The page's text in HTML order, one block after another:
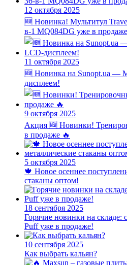
12 октября 2025
🆕 Новинка! Мультитул
в-1 MQ084DG уже в продаже
11 октября 2025
🆕 Новинка на Sunopt.ua —
дисплеем!
9 октября 2025
Акция 🆕 Новинки!
в продаже 🔥
5 октября 2025
🍁 Новое осеннее
стаканы оптом!
18 сентября 2025
Горячие новинки на складе:
Puff уже в продаже!
10 сентября 2025
Как выбрать кальян?